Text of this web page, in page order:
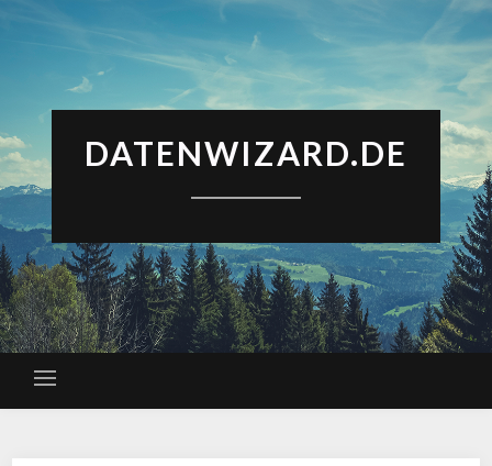
DATENWIZARD.DE